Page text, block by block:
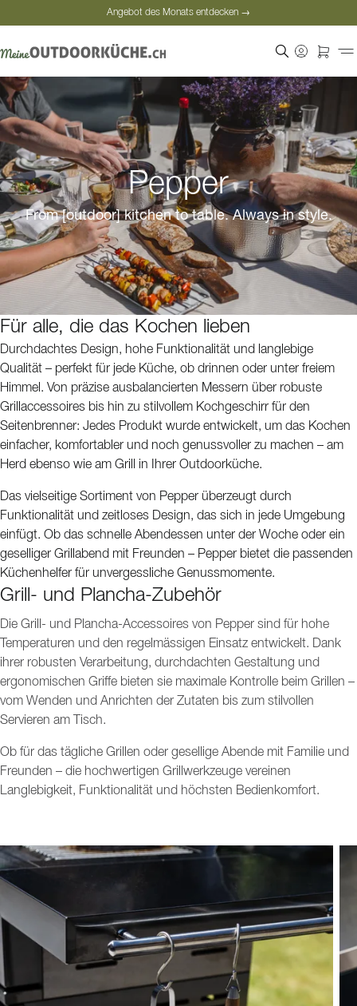
Angebot des Monats entdecken →
Angebot des Monats entdecken →
Pepper
From [outdoor] kitchen to table. Always in style.
Für alle, die das Kochen lieben
Durchdachtes Design, hohe Funktionalität und langlebige
Qualität – perfekt für jede Küche, ob drinnen oder unter freiem
Himmel. Von präzise ausbalancierten Messern über robuste
Grillaccessoires bis hin zu stilvollem Kochgeschirr für den
Seitenbrenner: Jedes Produkt wurde entwickelt, um das Kochen
einfacher, komfortabler und noch genussvoller zu machen – am
Herd ebenso wie am Grill in Ihrer Outdoorküche.
Das vielseitige Sortiment von Pepper überzeugt durch
Funktionalität und zeitloses Design, das sich in jede Umgebung
einfügt. Ob das schnelle Abendessen unter der Woche oder ein
geselliger Grillabend mit Freunden – Pepper bietet die passenden
Küchenhelfer für unvergessliche Genussmomente.
Grill- und Plancha-Zubehör
Die Grill- und Plancha-Accessoires von Pepper sind für hohe
Temperaturen und den regelmässigen Einsatz entwickelt. Dank
ihrer robusten Verarbeitung, durchdachten Gestaltung und
ergonomischen Griffe bieten sie maximale Kontrolle beim Grillen –
vom Wenden und Anrichten der Zutaten bis zum stilvollen
Servieren am Tisch.
Ob für das tägliche Grillen oder gesellige Abende mit Familie und
Freunden – die hochwertigen Grillwerkzeuge vereinen
Langlebigkeit, Funktionalität und höchsten Bedienkomfort.